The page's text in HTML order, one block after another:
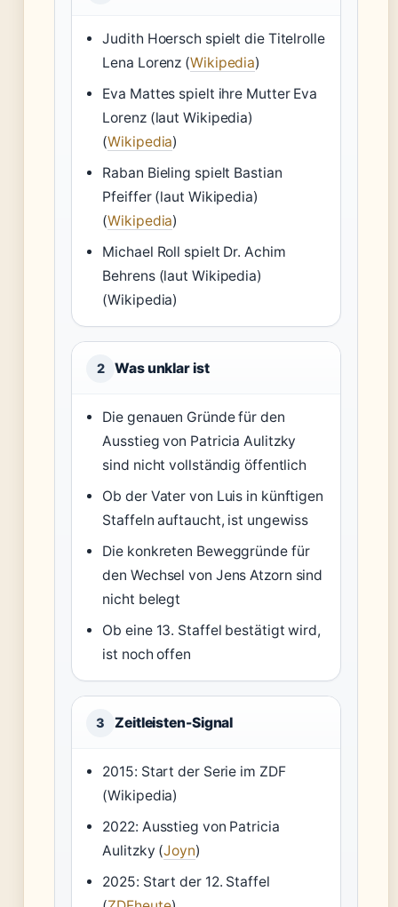
Judith Hoersch spielt die Titelrolle
Lena Lorenz (Wikipedia)
Eva Mattes spielt ihre Mutter Eva
Lorenz (laut Wikipedia)
(Wikipedia)
Raban Bieling spielt Bastian
Pfeiffer (laut Wikipedia)
(Wikipedia)
Michael Roll spielt Dr. Achim
Behrens (laut Wikipedia)
(Wikipedia)
2 Was unklar ist
Die genauen Gründe für den
Ausstieg von Patricia Aulitzky
sind nicht vollständig öffentlich
Ob der Vater von Luis in künftigen
Staffeln auftaucht, ist ungewiss
Die konkreten Beweggründe für
den Wechsel von Jens Atzorn sind
nicht belegt
Ob eine 13. Staffel bestätigt wird,
ist noch offen
3 Zeitleisten-Signal
2015: Start der Serie im ZDF
(Wikipedia)
2022: Ausstieg von Patricia
Aulitzky (Joyn)
2025: Start der 12. Staffel